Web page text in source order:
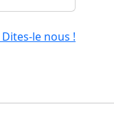
le nous !